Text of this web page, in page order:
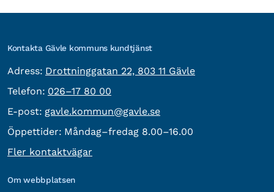
Kontakta Gävle kommuns kundtjänst
Adress: besöksadress:
Drottninggatan 22, 803 11 Gävle
Telefon: Telefon:
026–17 80 00
E-post: E-post:
gavle.kommun@gavle.se
Öppettider: Måndag–fredag 8.00–16.00
Fler kontaktvägar
Om webbplatsen